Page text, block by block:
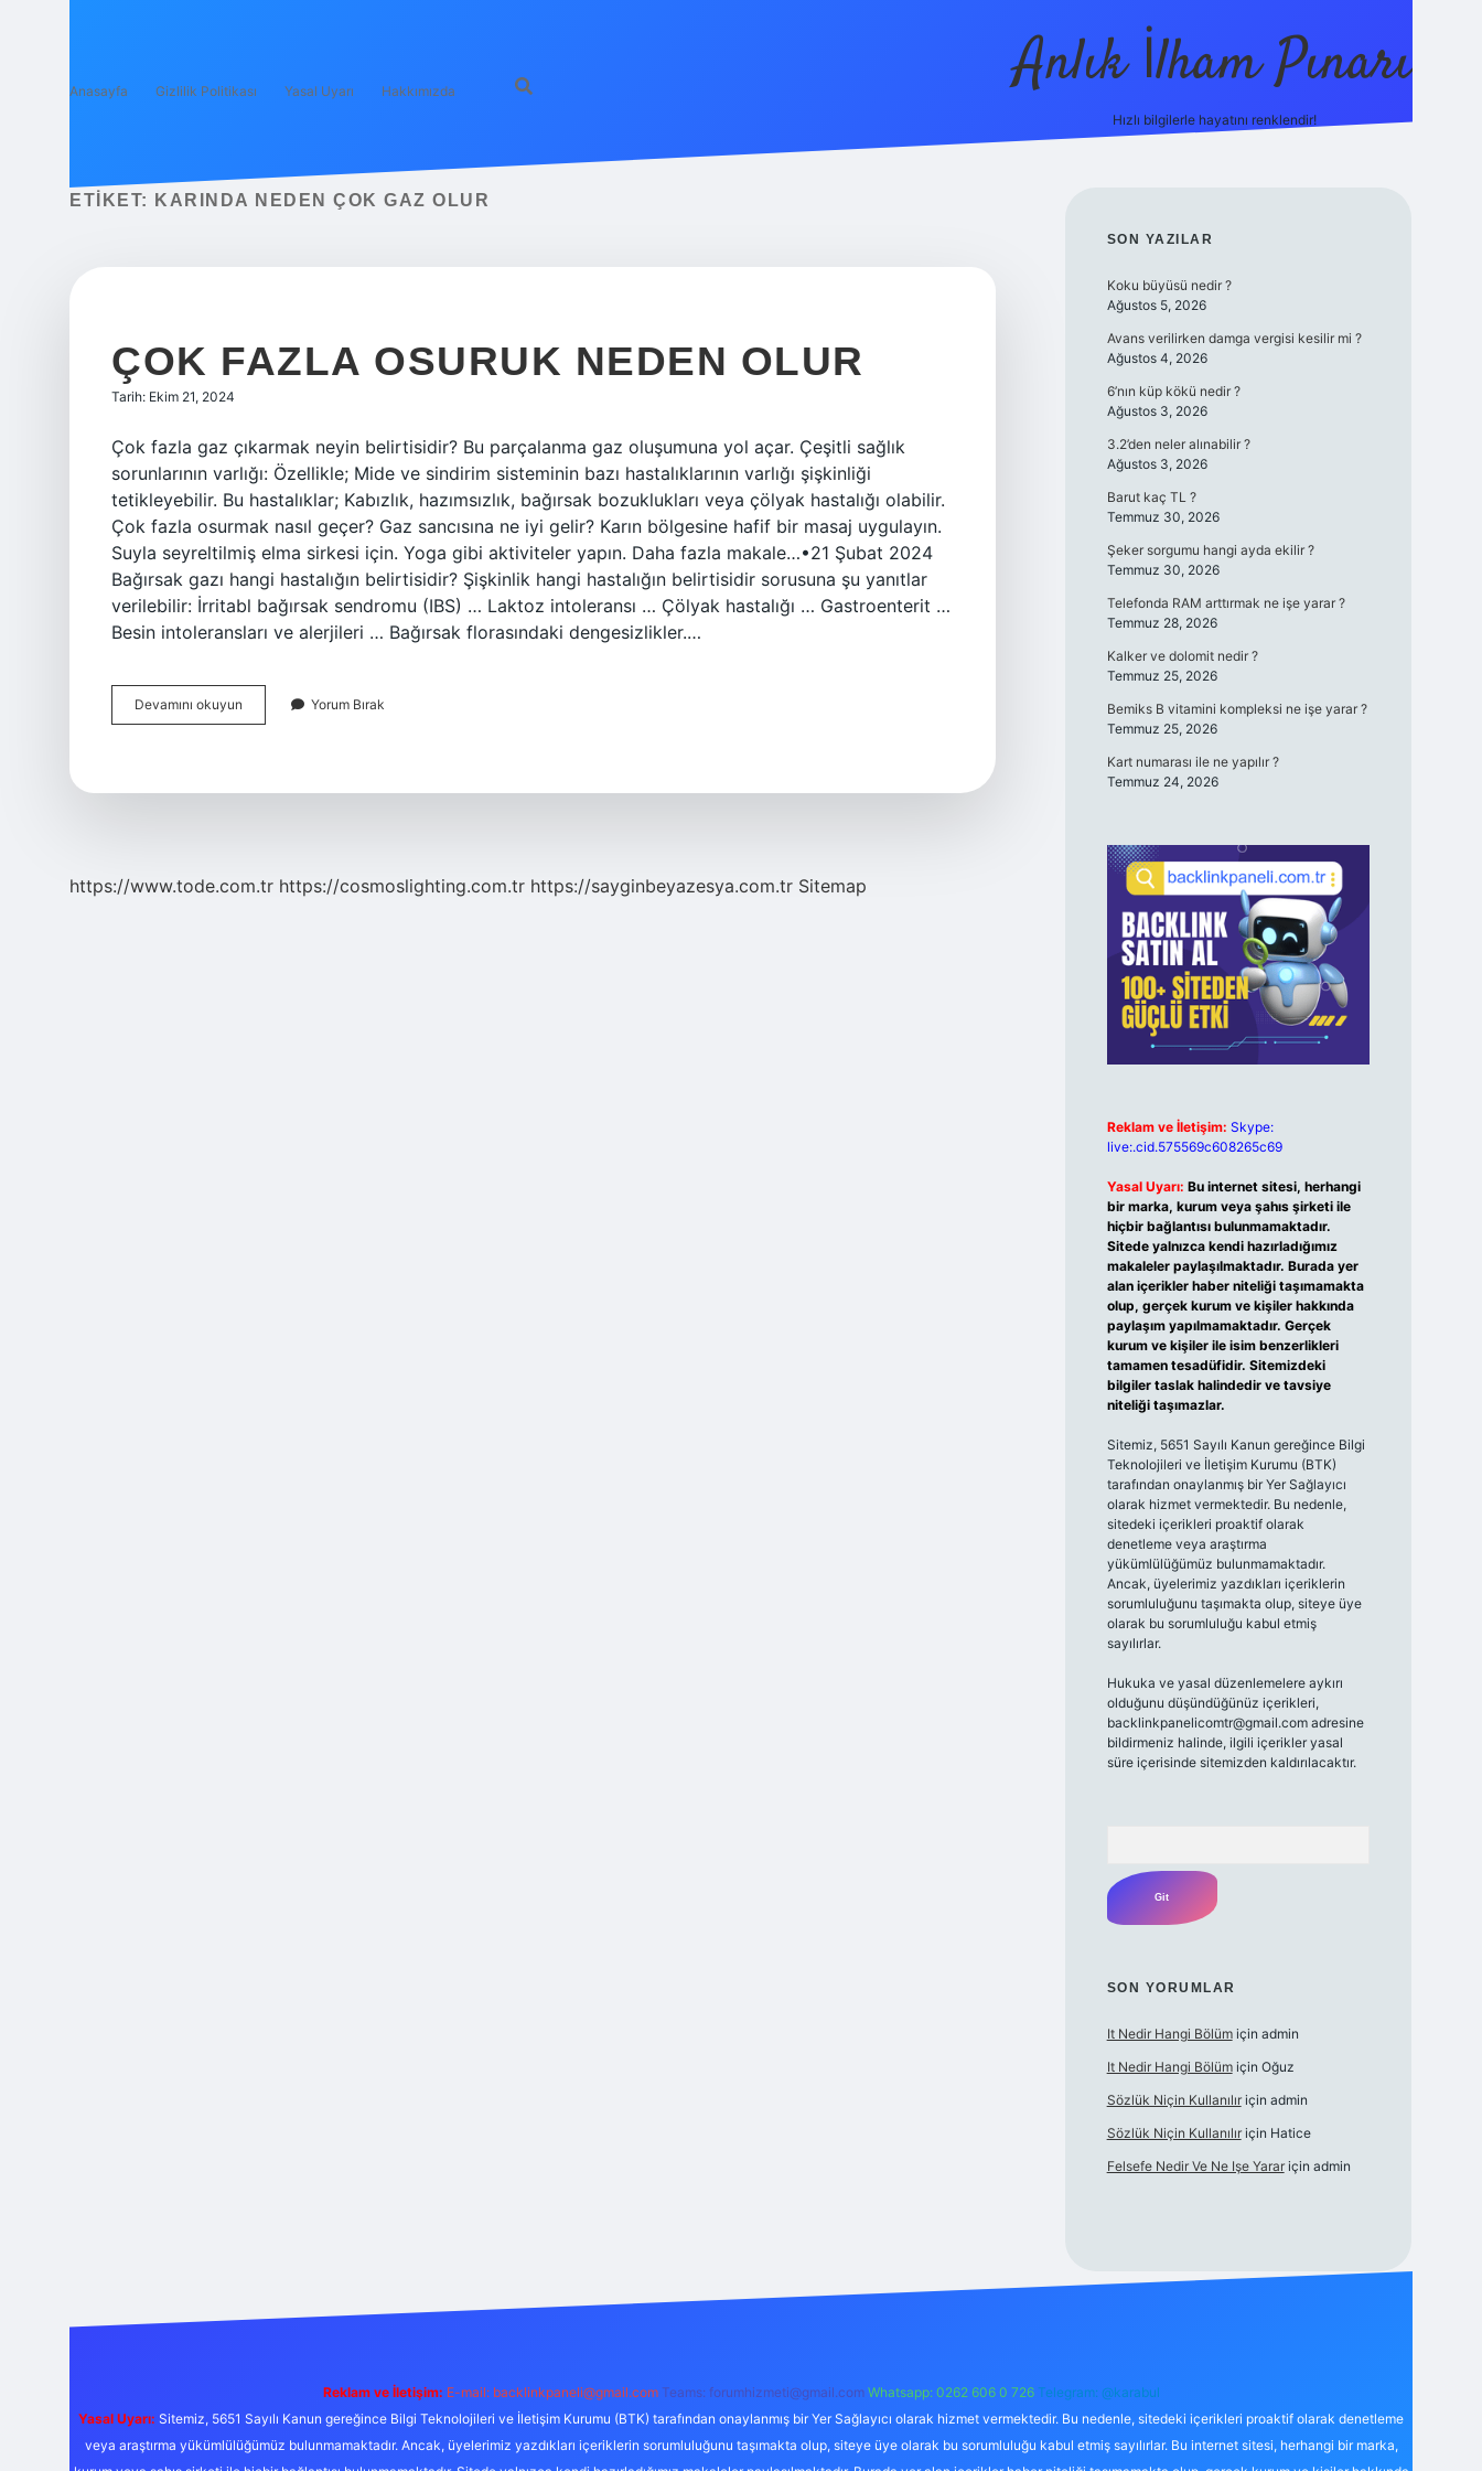
Anasayfa Gizlilik Politikası Yasal Uyarı Hakkımızda Anlık İlham Pınarı
Hızlı bilgilerle hayatını renklendir!
ETIKET: KARINDA NEDEN ÇOK GAZ OLUR
ÇOK FAZLA OSURUK NEDEN OLUR
Tarih: Ekim 21, 2024
Çok fazla gaz çıkarmak neyin belirtisidir? Bu parçalanma gaz oluşumuna yol açar. Çeşitli sağlık
sorunlarının varlığı: Özellikle; Mide ve sindirim sisteminin bazı hastalıklarının varlığı şişkinliği
tetikleyebilir. Bu hastalıklar; Kabızlık, hazımsızlık, bağırsak bozuklukları veya çölyak hastalığı olabilir.
Çok fazla osurmak nasıl geçer? Gaz sancısına ne iyi gelir? Karın bölgesine hafif bir masaj uygulayın.
Suyla seyreltilmiş elma sirkesi için. Yoga gibi aktiviteler yapın. Daha fazla makale…•21 Şubat 2024
Bağırsak gazı hangi hastalığın belirtisidir? Şişkinlik hangi hastalığın belirtisidir sorusuna şu yanıtlar
verilebilir: İrritabl bağırsak sendromu (IBS) … Laktoz intoleransı … Çölyak hastalığı … Gastroenterit …
Besin intoleransları ve alerjileri … Bağırsak florasındaki dengesizlikler.…
Devamını okuyun
Fazla
Yorum Bırak
https://www.tode.com.tr https://cosmoslighting.com.tr https://sayginbeyazesya.com.tr Sitemap
SIDEBAR
SON YAZILAR
Koku büyüsü nedir ?
Ağustos 5, 2026
Avans verilirken damga vergisi kesilir mi ?
Ağustos 4, 2026
6’nın küp kökü nedir ?
Ağustos 3, 2026
3.2’den neler alınabilir ?
Ağustos 3, 2026
Barut kaç TL ?
Temmuz 30, 2026
Şeker sorgumu hangi ayda ekilir ?
Temmuz 30, 2026
Telefonda RAM arttırmak ne işe yarar ?
Temmuz 28, 2026
Kalker ve dolomit nedir ?
Temmuz 25, 2026
Bemiks B vitamini kompleksi ne işe yarar ?
Temmuz 25, 2026
Kart numarası ile ne yapılır ?
Temmuz 24, 2026
Reklam ve İletişim: Skype:
live:.cid.575569c608265c69
Yasal Uyarı: Bu internet sitesi, herhangi
bir marka, kurum veya şahıs şirketi ile
hiçbir bağlantısı bulunmamaktadır.
Sitede yalnızca kendi hazırladığımız
makaleler paylaşılmaktadır. Burada yer
alan içerikler haber niteliği taşımamakta
olup, gerçek kurum ve kişiler hakkında
paylaşım yapılmamaktadır. Gerçek
kurum ve kişiler ile isim benzerlikleri
tamamen tesadüfidir. Sitemizdeki
bilgiler taslak halindedir ve tavsiye
niteliği taşımazlar.
Sitemiz, 5651 Sayılı Kanun gereğince Bilgi
Teknolojileri ve İletişim Kurumu (BTK)
tarafından onaylanmış bir Yer Sağlayıcı
olarak hizmet vermektedir. Bu nedenle,
sitedeki içerikleri proaktif olarak
denetleme veya araştırma
yükümlülüğümüz bulunmamaktadır.
Ancak, üyelerimiz yazdıkları içeriklerin
sorumluluğunu taşımakta olup, siteye üye
olarak bu sorumluluğu kabul etmiş
sayılırlar.
Hukuka ve yasal düzenlemelere aykırı
olduğunu düşündüğünüz içerikleri,
backlinkpanelicomtr@gmail.comadresine
bildirmeniz halinde, ilgili içerikler yasal
süre içerisinde sitemizden kaldırılacaktır.
SON YORUMLAR
It Nedir Hangi Bölümiçin admin
It Nedir Hangi Bölümiçin Oğuz
Sözlük Niçin Kullanılıriçin admin
Sözlük Niçin Kullanılıriçin Hatice
Felsefe Nedir Ve Ne Işe Yarariçin admin
Reklam ve İletişim: E-mail: backlinkpaneli@gmail.com Teams: forumhizmeti@gmail.com Whatsapp: 0262 606 0 726 Telegram: @karabul
Yasal Uyarı: Sitemiz, 5651 Sayılı Kanun gereğince Bilgi Teknolojileri ve İletişim Kurumu (BTK) tarafından onaylanmış bir Yer Sağlayıcı olarak hizmet vermektedir. Bu nedenle, sitedeki içerikleri proaktif olarak denetleme
veya araştırma yükümlülüğümüz bulunmamaktadır. Ancak, üyelerimiz yazdıkları içeriklerin sorumluluğunu taşımakta olup, siteye üye olarak bu sorumluluğu kabul etmiş sayılırlar. Bu internet sitesi, herhangi bir marka,